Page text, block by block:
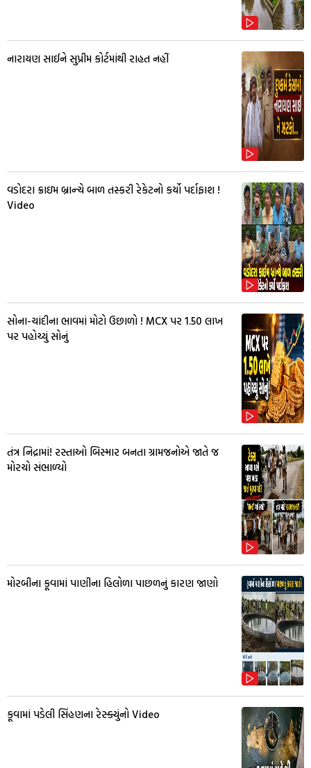
નારાયણ સાઈને સુપ્રીમ કોર્ટમાંથી રાહત નહીં
વડોદરા ક્રાઇમ બ્રાન્ચે બાળ તસ્કરી રેકેટનો કર્યો પર્દાફાશ !
Video
સોના-ચાંદીના ભાવમાં મોટો ઉછાળો ! MCX પર ₹1.50 લાખ
પર પહોચ્યું સોનું
તંત્ર નિદ્રામાં! રસ્તાઓ બિસ્માર બનતા ગ્રામજનોએ જાતે જ
મોરચો સંભાળ્યો
મોરબીના કૂવામાં પાણીના હિલોળા પાછળનું કારણ જાણો
કૂવામાં પડેલી સિંહણના રેસ્ક્યુંનો Video